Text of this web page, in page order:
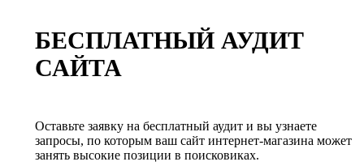
БЕСПЛАТНЫЙ АУДИТ
САЙТА
Оставьте заявку на бесплатный аудит и вы узнаете
запросы, по которым ваш сайт интернет-магазина может
занять высокие позиции в поисковиках.